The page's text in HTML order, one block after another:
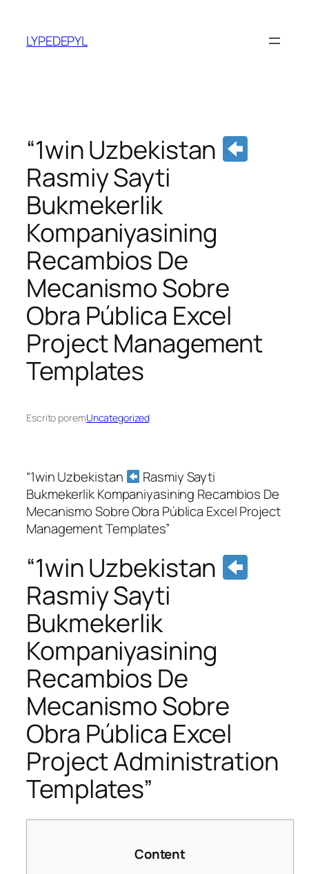
LYPEDEPYL
“1win Uzbekistan
Rasmiy Sayti
Bukmekerlik
Kompaniyasining
Recambios De
Mecanismo Sobre
Obra Pública Excel
Project Management
Templates
Escrito poremUncategorized
“1win Uzbekistan
Rasmiy Sayti
Bukmekerlik Kompaniyasining Recambios De
Mecanismo Sobre Obra Pública Excel Project
Management Templates”
“1win Uzbekistan
Rasmiy Sayti
Bukmekerlik
Kompaniyasining
Recambios De
Mecanismo Sobre
Obra Pública Excel
Project Administration
Templates”
Content